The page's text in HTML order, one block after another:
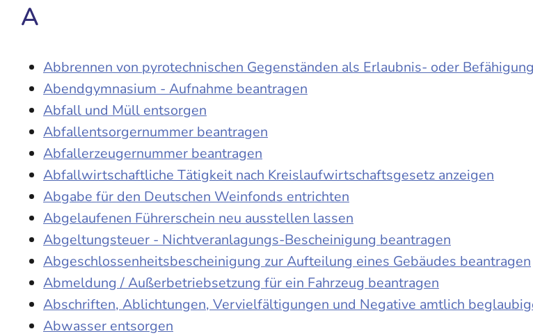
A
Abbrennen von pyrotechnischen Gegenständen als Erlaubnis- oder
Abendgymnasium - Aufnahme beantragen
Abfall und Müll entsorgen
Abfallentsorgernummer beantragen
Abfallerzeugernummer beantragen
Abfallwirtschaftliche Tätigkeit nach Kreislaufwirtschaftsgesetz anzeigen
Abgabe für den Deutschen Weinfonds entrichten
Abgelaufenen Führerschein neu ausstellen lassen
Abgeltungsteuer - Nichtveranlagungs-Bescheinigung beantragen
Abgeschlossenheitsbescheinigung zur Aufteilung eines Gebäudes beantragen
Abmeldung / Außerbetriebsetzung für ein Fahrzeug beantragen
Abschriften, Ablichtungen, Vervielfältigungen und Negative amtlich
Abwasser entsorgen